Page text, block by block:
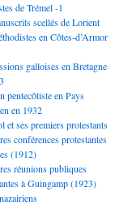
de Trémel -1
scellés de Lorient
en Côtes-d’Armor
galloises en Bretagne
pentecôtiste en Pays
en 1932
et ses premiers protestants
conférences protestantes
(1912)
réunions publiques
à Guingamp (1923)